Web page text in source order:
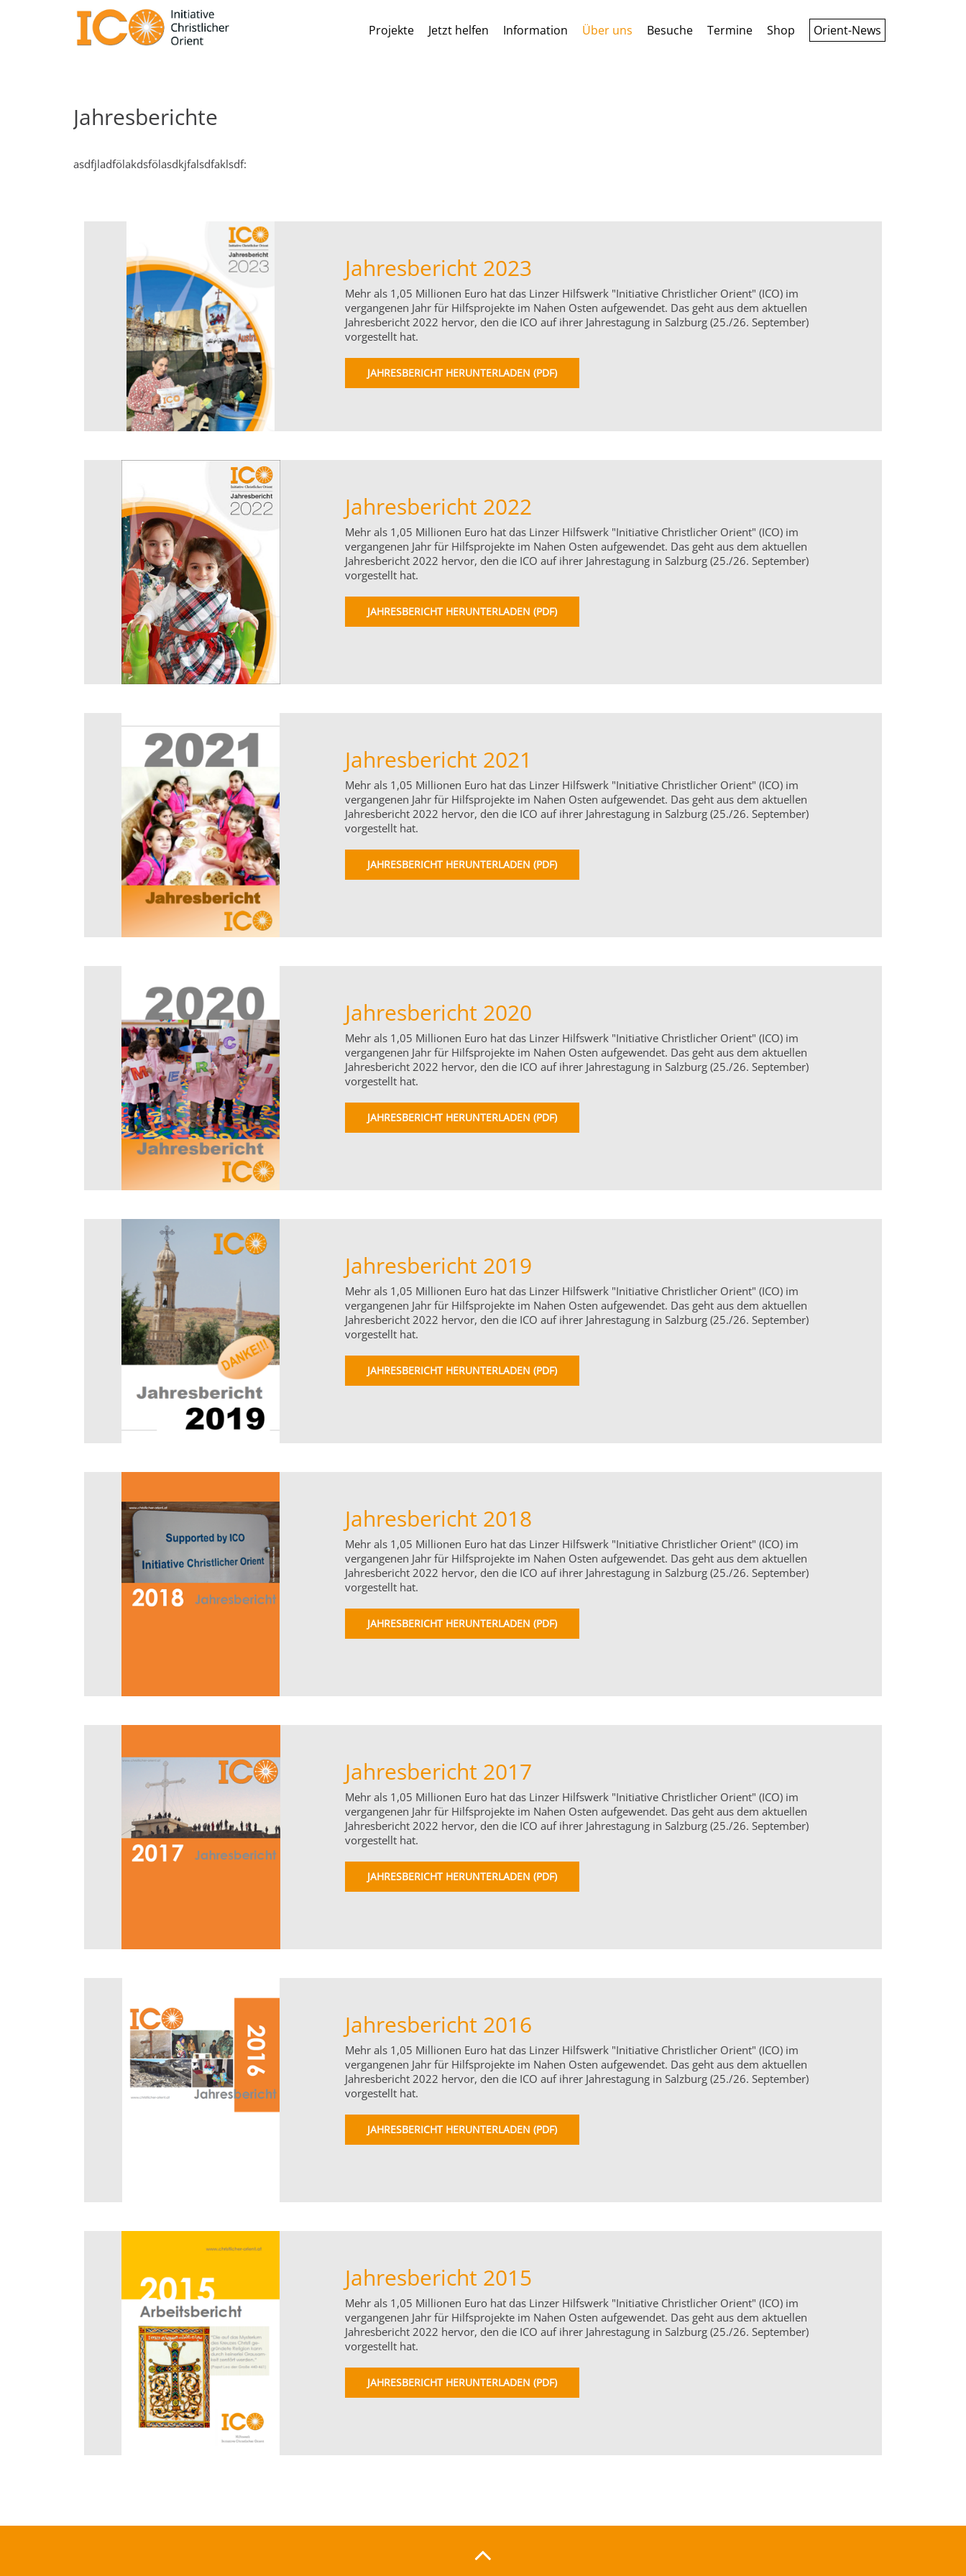
Projekte Jetzt helfen Information Über uns Besuche Termine Shop Orient-News
Jahresberichte
asdfjladfölakdsfölasdkjfalsdfaklsdf:
Jahresbericht 2023
Mehr als 1,05 Millionen Euro hat das Linzer Hilfswerk "Initiative Christlicher Orient" (ICO) im
vergangenen Jahr für Hilfsprojekte im Nahen Osten aufgewendet. Das geht aus dem aktuellen
Jahresbericht 2022 hervor, den die ICO auf ihrer Jahrestagung in Salzburg (25./26. September)
vorgestellt hat.
JAHRESBERICHT HERUNTERLADEN (PDF)
Jahresbericht 2022
Mehr als 1,05 Millionen Euro hat das Linzer Hilfswerk "Initiative Christlicher Orient" (ICO) im
vergangenen Jahr für Hilfsprojekte im Nahen Osten aufgewendet. Das geht aus dem aktuellen
Jahresbericht 2022 hervor, den die ICO auf ihrer Jahrestagung in Salzburg (25./26. September)
vorgestellt hat.
JAHRESBERICHT HERUNTERLADEN (PDF)
Jahresbericht 2021
Mehr als 1,05 Millionen Euro hat das Linzer Hilfswerk "Initiative Christlicher Orient" (ICO) im
vergangenen Jahr für Hilfsprojekte im Nahen Osten aufgewendet. Das geht aus dem aktuellen
Jahresbericht 2022 hervor, den die ICO auf ihrer Jahrestagung in Salzburg (25./26. September)
vorgestellt hat.
JAHRESBERICHT HERUNTERLADEN (PDF)
Jahresbericht 2020
Mehr als 1,05 Millionen Euro hat das Linzer Hilfswerk "Initiative Christlicher Orient" (ICO) im
vergangenen Jahr für Hilfsprojekte im Nahen Osten aufgewendet. Das geht aus dem aktuellen
Jahresbericht 2022 hervor, den die ICO auf ihrer Jahrestagung in Salzburg (25./26. September)
vorgestellt hat.
JAHRESBERICHT HERUNTERLADEN (PDF)
Jahresbericht 2019
Mehr als 1,05 Millionen Euro hat das Linzer Hilfswerk "Initiative Christlicher Orient" (ICO) im
vergangenen Jahr für Hilfsprojekte im Nahen Osten aufgewendet. Das geht aus dem aktuellen
Jahresbericht 2022 hervor, den die ICO auf ihrer Jahrestagung in Salzburg (25./26. September)
vorgestellt hat.
JAHRESBERICHT HERUNTERLADEN (PDF)
Jahresbericht 2018
Mehr als 1,05 Millionen Euro hat das Linzer Hilfswerk "Initiative Christlicher Orient" (ICO) im
vergangenen Jahr für Hilfsprojekte im Nahen Osten aufgewendet. Das geht aus dem aktuellen
Jahresbericht 2022 hervor, den die ICO auf ihrer Jahrestagung in Salzburg (25./26. September)
vorgestellt hat.
JAHRESBERICHT HERUNTERLADEN (PDF)
Jahresbericht 2017
Mehr als 1,05 Millionen Euro hat das Linzer Hilfswerk "Initiative Christlicher Orient" (ICO) im
vergangenen Jahr für Hilfsprojekte im Nahen Osten aufgewendet. Das geht aus dem aktuellen
Jahresbericht 2022 hervor, den die ICO auf ihrer Jahrestagung in Salzburg (25./26. September)
vorgestellt hat.
JAHRESBERICHT HERUNTERLADEN (PDF)
Jahresbericht 2016
Mehr als 1,05 Millionen Euro hat das Linzer Hilfswerk "Initiative Christlicher Orient" (ICO) im
vergangenen Jahr für Hilfsprojekte im Nahen Osten aufgewendet. Das geht aus dem aktuellen
Jahresbericht 2022 hervor, den die ICO auf ihrer Jahrestagung in Salzburg (25./26. September)
vorgestellt hat.
JAHRESBERICHT HERUNTERLADEN (PDF)
Jahresbericht 2015
Mehr als 1,05 Millionen Euro hat das Linzer Hilfswerk "Initiative Christlicher Orient" (ICO) im
vergangenen Jahr für Hilfsprojekte im Nahen Osten aufgewendet. Das geht aus dem aktuellen
Jahresbericht 2022 hervor, den die ICO auf ihrer Jahrestagung in Salzburg (25./26. September)
vorgestellt hat.
JAHRESBERICHT HERUNTERLADEN (PDF)